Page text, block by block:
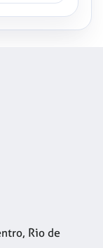
Rio de